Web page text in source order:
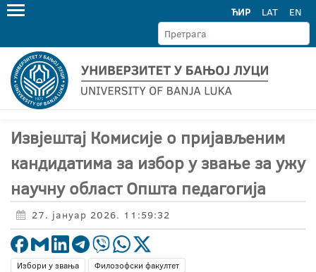
ЋИР LAT EN
Извјештај Комисије о пријављеним
кандидатима за избор у звање за ужу
научну област Општа педагогија
27. јануар 2026. 11:59:32
Избори у звања Филозофски факултет